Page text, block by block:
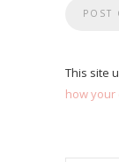
This site
how your